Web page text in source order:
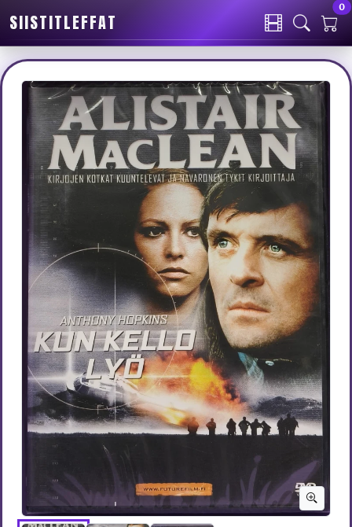
SIISTITLEFFAT
0